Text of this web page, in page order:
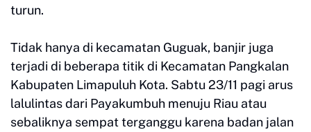
turun.
Tidak hanya di kecamatan Guguak, banjir juga
terjadi di beberapa titik di Kecamatan Pangkalan
Kabupaten Limapuluh Kota. Sabtu 23/11 pagi arus
lalulintas dari Payakumbuh menuju Riau atau
sebaliknya sempat terganggu karena badan jalan